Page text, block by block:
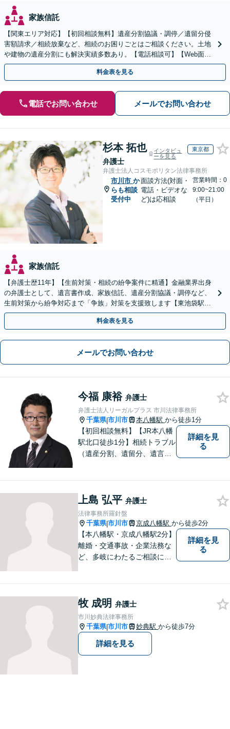
家族信託
【関東エリア対応】【初回相談無料】遺産分割協議・調停／遺留分侵
害額請求／相続放棄など、相続のお困りごとはご相談ください。土地
や建物の遺産分割にも解決実績多数あり。【電話相談可】【Web面談
可】遺言書作成や財産の整理など生前対策もサポート
料金表を見る
電話でお問い合わせ メールでお問い合わせ
杉本 拓也
弁護士
インタビュ
ーを見る
東京都
弁護士法人コスモポリタン法律事務所
市川市 か
らも相談
受付中
面談方法(対面・
電話・ビデオな
ど)は応相談
営業時間：0
9:00~21:00
（平日）
家族信託
【弁護士歴11年】【生前対策・相続の紛争案件に精通】金融業界出身
の弁護士として、遺言書作成、家族信託、遺産分割協議・調停など、
生前対策から紛争対応まで「争族」対策を支援致します【東池袋駅2
分】【初回面談無料】
料金表を見る
メールでお問い合わせ
今福 康裕 弁護士
弁護士法人リーガルプラス 市川法律事務所
千葉県|市川市 本八幡駅 から徒歩1分
【初回相談無料】【JR本八幡
駅北口徒歩1分】相続トラブル
（遺産分割、遺留分、遺言争
す。
詳細を見
る
上島 弘平 弁護士
法律事務所羅針盤
千葉県|市川市 京成八幡駅 から徒歩2分
【本八幡駅・京成八幡駅2分】
離婚・交通事故・企業法務な
ど、多岐にわたるご相談に対
し、納得いただける解決へと
尽力いたします。ぜひお気軽
にご相談ください。【完全個
室対応】
詳細を見
る
牧 成明 弁護士
市川妙典法律事務所
千葉県|市川市 妙典駅 から徒歩7分
詳細を見る